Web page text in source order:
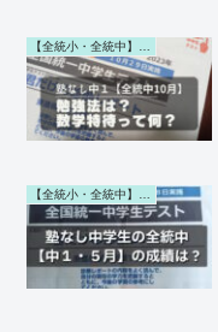
【全統小・全統中】勉強・結果 (第一子)